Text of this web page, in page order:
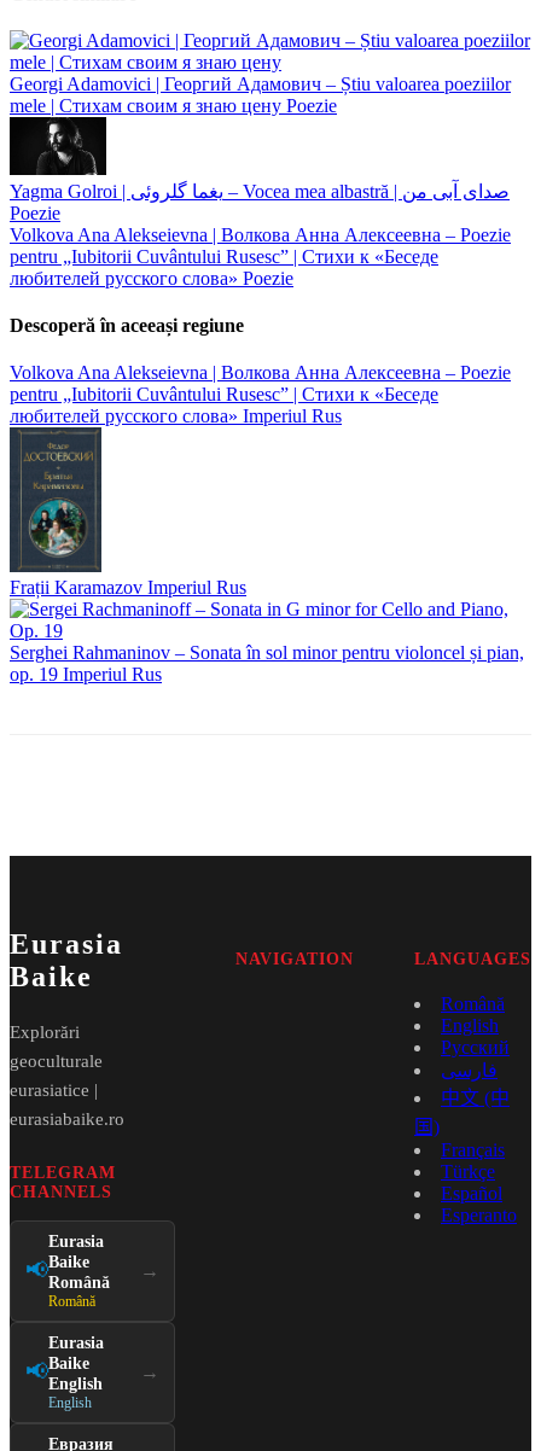
Georgi Adamovici | Георгий Адамович – Știu valoarea poeziilor
mele | Стихам своим я знаю цену Poezie
Yagma Golroi | یغما گلروئی – Vocea mea albastră | صدای آبی من
Poezie
Volkova Ana Alekseievna | Волкова Анна Алексеевна – Poezie
pentru „Iubitorii Cuvântului Rusesc” | Стихи к «Беседе
любителей русского слова» Poezie
Descoperă în aceeași regiune
Volkova Ana Alekseievna | Волкова Анна Алексеевна – Poezie
pentru „Iubitorii Cuvântului Rusesc” | Стихи к «Беседе
любителей русского слова» Imperiul Rus
Frații Karamazov Imperiul Rus
Serghei Rahmaninov – Sonata în sol minor pentru violoncel și pian,
op. 19 Imperiul Rus
Eurasia
Baike
Explorări
geoculturale
eurasiatice |
eurasiabaike.ro
TELEGRAM
CHANNELS
📢
Eurasia
Baike
Română
Română
→
📢
Eurasia
Baike
English
English
→
Евразия
NAVIGATION LANGUAGES
Română
English
Русский
فارسی
中文 (中
国)
Français
Türkçe
Español
Esperanto